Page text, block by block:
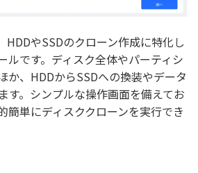
HDDやSSDのクローン作成に特化し
ルです。ディスク全体やパーティシ
か、HDDからSSDへの換装やデータ
す。シンプルな操作画面を備えてお
簡単にディスククローンを実行でき